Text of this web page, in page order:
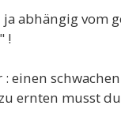
abhängig vom
!
einen
ernten musst